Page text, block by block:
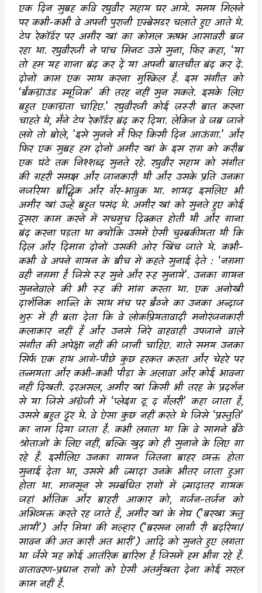
एक दिन सुबह कवि रघुवीर सहाय घर आये. समय मिलने
पर कभी-कभी वे अपनी पुरानी एम्बेसडर चलाते हुए आते थे.
टेप रेकॉर्डर पर अमीर खां का कोमल ऋषभ आसावरी बज
रहा था. रघुवीरजी ने पांच मिनट उसे सुना, फिर कहा, ‘या
तो हम यह गाना बंद कर दें या अपनी बातचीत बंद कर दें.
दोनों काम एक साथ करना मुश्किल है. इस संगीत को
‘बैकग्राउंड म्यूजिक’ की तरह नहीं सुन सकते. इसके लिए
बहुत एकाग्रता चाहिए.’ रघुवीरजी कोई ज़रूरी बात करना
चाहते थे,मैंने टेप रेकॉर्डर बंद कर दिया. लेकिन वे जब जाने
लगे तो बोले, ’इसे सुनने मैं फिर किसी दिन आऊंगा.’ और
फिर एक सुबह हम दोनों अमीर खां के इस राग को करीब
एक घंटे तक निश्शब्द सुनते रहे. रघुवीर सहाय को संगीत
की गहरी समझ और जानकारी थी और उसके प्रति उनका
नजरिया बौद्धिक और गैर-भावुक था. शायद इसलिए भी
अमीर खां उन्हें बहुत पसंद थे. अमीर खां को सुनते हुए कोई
दूसरा काम करने में सचमुच दिक्क़त होती थी और गाना
बंद करना पड़ता था क्योंकि उसमें ऐसी चुम्बकीयता थी कि
दिल और दिमाग दोनों उसकी ओर खिंच जाते थे. कभी-
कभी वे अपने गायन के बीच में कहते सुनाई देते : ‘नग़मा
वही नग़मा है जिसे रूह सुने और रूह सुनाये’.उनका गायन
सुननेवाले की भी रूह की मांग करता था. एक अनोखी
दार्शनिक शान्ति के साथ मंच पर बैठने का उनका अन्दाज
शुरू में ही बता देता कि वे लोकप्रियतावादी मनोरंजनकारी
कलाकार नहीं हैं और उनसे निरे वाहवाही उपजाने वाले
संगीत की अपेक्षा नहीं की जानी चाहिए. गाते समय उनका
सिर्फ एक हाथ आगे-पीछे कुछ हरकत करता और चेहरे पर
तन्मयता और कभी-कभी पीड़ा के अलावा और कोई भावना
नहीं दिखती. दरअसल,अमीर खां किसी भी तरह के प्रदर्शन
से या जिसे अंग्रेजी में‘प्लेइंग टू द गैलरी’ कहा जाता है,
उससे बहुत दूर थे. वे ऐसा कुछ नहीं करते थे जिसे ‘प्रस्तुति’
का नाम दिया जाता है. कभी लगता था कि वे सामने बैठे
श्रोताओं के लिए नहीं, बल्कि खुद को ही सुनाने के लिए गा
रहे हैं. इसीलिए उनका गायन जितना बाहर व्यक्त होता
सुनाई देता था,उससे भी ज्यादा उनके भीतर जाता हुआ
होता था. मानसून से सम्बंधित रागों में ज़्यादातर गायक
जहां भौतिक और बाहरी आकार को, गर्जन-तर्जन को
अभिव्यक्त करते रह जाते हैं, अमीर खां के मेघ (‘बरखा ऋतु
आयी’)और मियां की मल्हार (‘बरसन लागी री बदरिया/
सावन की अत कारी अत भारी’) आदि को सुनते हुए लगता
था जैसे यह कोई आतंरिक बारिश है जिसमें हम भीग रहे हैं.
वातावरण-प्रधान रागों को ऐसी अंतर्मुखता देना कोई सरल
काम नहीं है.